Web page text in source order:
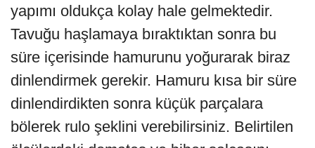
yapımı oldukça kolay hale gelmektedir.
Tavuğu haşlamaya bıraktıktan sonra bu
süre içerisinde hamurunu yoğurarak biraz
dinlendirmek gerekir. Hamuru kısa bir süre
dinlendirdikten sonra küçük parçalara
bölerek rulo şeklini verebilirsiniz. Belirtilen